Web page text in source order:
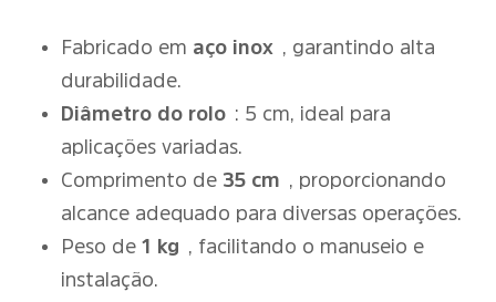
Fabricado em aço inox , garantindo alta
durabilidade.
Diâmetro do rolo : 5 cm, ideal para
aplicações variadas.
Comprimento de 35 cm , proporcionando
alcance adequado para diversas operações.
Peso de 1 kg , facilitando o manuseio e
instalação.